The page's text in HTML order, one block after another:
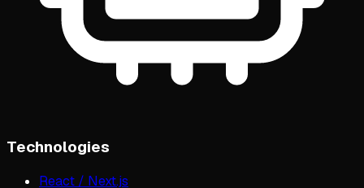
Technologies
React / Next.js